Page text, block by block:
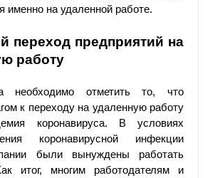
именно на удаленной работе.
переход предприятий на
работу
необходимо отметить то, что
к переходу на удаленную работу
коронавируса. В условиях
коронавирусной инфекции
были вынуждены работать
итог, многим работодателям и